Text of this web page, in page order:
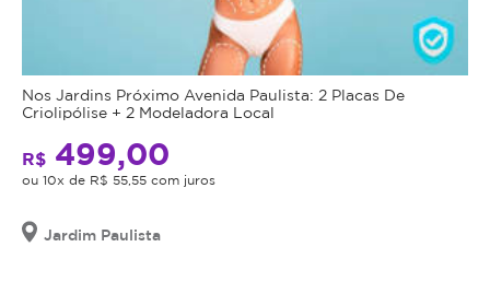
Nos Jardins Próximo Avenida Paulista: 2 Placas De
Criolipólise + 2 Modeladora Local
R$ 499,00
ou 10x de R$ 55,55 com juros
Jardim Paulista